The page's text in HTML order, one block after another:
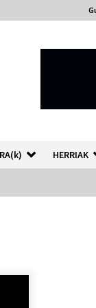
HERRIAK